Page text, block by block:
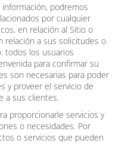
podremos
por cualquier
en relación al Sitio o
relación a sus solicitudes o
todos los usuarios
para confirmar su
son necesarias para poder
y proveer el servicio de
a sus clientes.
proporcionarle servicios y
o necesidades. Por
o servicios que pueden